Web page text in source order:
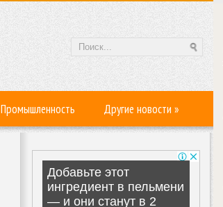
Промышленность Другие новости »